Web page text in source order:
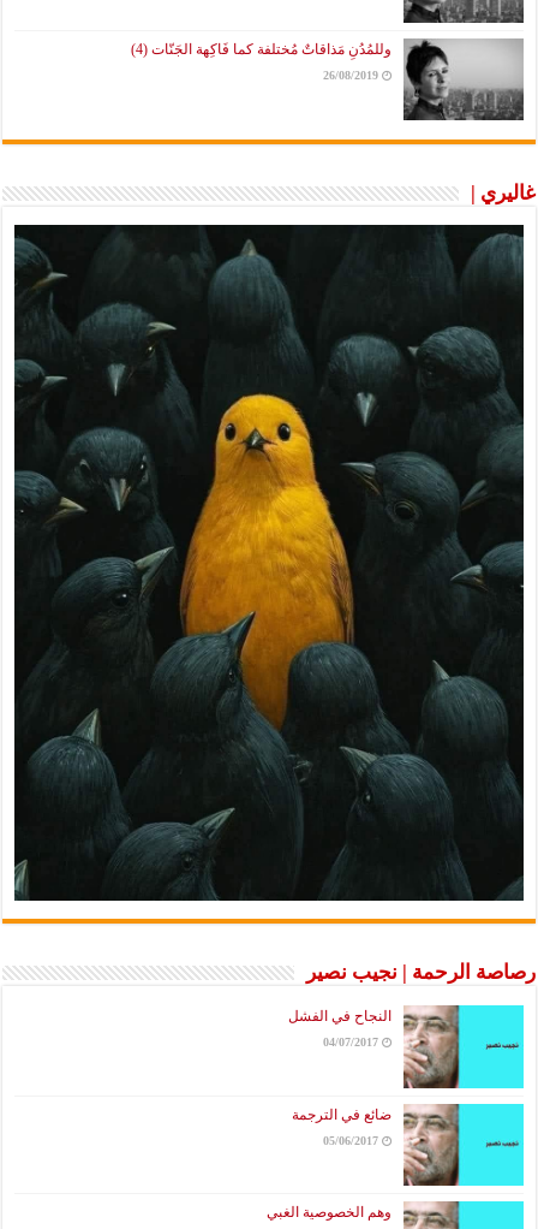
وللمُدُنِ مَذاقاتٌ مُختلفة كما فَاكِهة الجَنّات (4)
26/08/2019
غاليري |
رصاصة الرحمة | نجيب نصير
النجاح في الفشل
04/07/2017
ضائع في الترجمة
05/06/2017
وهم الخصوصية الغبي